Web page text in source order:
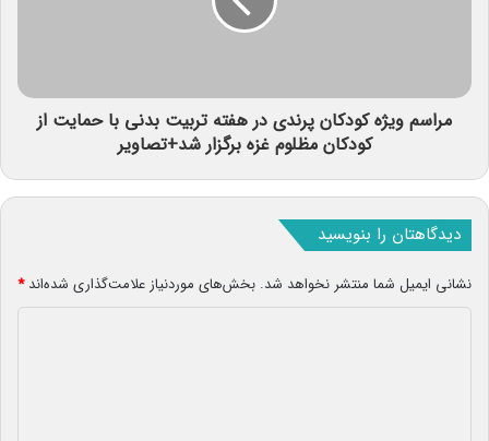
مراسم ویژه کودکان پرندی در هفته تربیت بدنی با حمایت از
کودکان مظلوم غزه برگزار شد+تصاویر
دیدگاهتان را بنویسید
نشانی ایمیل شما منتشر نخواهد شد. بخش‌های موردنیاز علامت‌گذاری شده‌اند*